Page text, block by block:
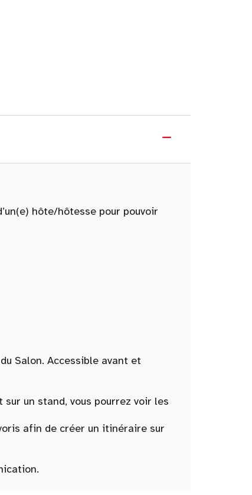
hôte/hôtesse pour pouvoir
Salon. Accessible avant et
un stand, vous pourrez voir les
afin de créer un itinéraire sur